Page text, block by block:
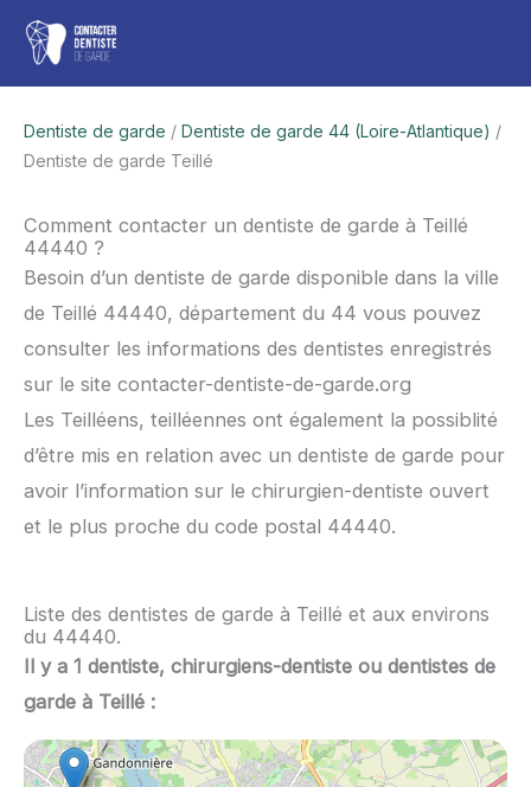
Aller
contenu
Dentiste de garde / Dentiste de garde 44 (Loire-Atlantique) /
Dentiste de garde Teillé
Comment contacter un dentiste de garde à Teillé
44440 ?
Besoin d’un dentiste de garde disponible dans la ville
de Teillé 44440, département du 44 vous pouvez
consulter les informations des dentistes enregistrés
sur le site contacter-dentiste-de-garde.org
Les Teilléens, teilléennes ont également la possiblité
d’être mis en relation avec un dentiste de garde pour
avoir l’information sur le chirurgien-dentiste ouvert
et le plus proche du code postal 44440.
Liste des dentistes de garde à Teillé et aux environs
du 44440.
Il y a 1 dentiste, chirurgiens-dentiste ou dentistes de
garde à Teillé :